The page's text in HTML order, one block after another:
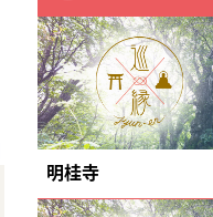
明桂寺